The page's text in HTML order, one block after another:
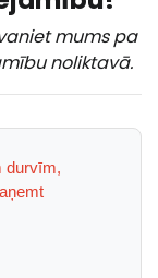
mums pa
noliktavā.
durvīm,